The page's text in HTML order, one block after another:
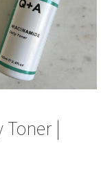
Toner |